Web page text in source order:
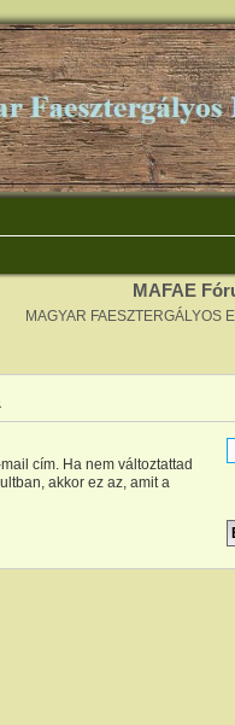
MAFAE
MAGYAR FAESZTERGÁLYOS
cím. Ha nem változtattad
akkor ez az, amit a